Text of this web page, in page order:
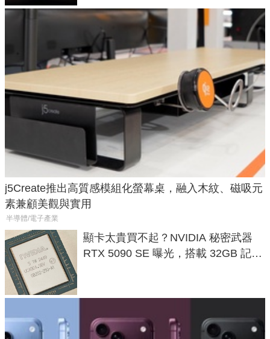
j5Create推出高質感模組化螢幕桌，融入木紋、磁吸元
素兼顧美觀與實用
半導體/電子產業
顯卡太貴買不起？NVIDIA 秘密武器
RTX 5090 SE 曝光，搭載 32GB 記憶